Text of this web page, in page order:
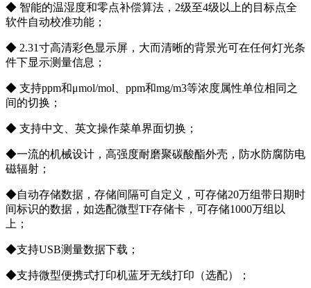
◆ 智能的温湿度和零点补偿算法，2级至4级以上的目标点全
软件自动校准功能；
◆ 2.31寸高清彩色显示屏，大而清晰的背景光可在任何灯光条
件下显示测量信息；
◆ 支持ppm和μmol/mol、ppm和mg/m3等浓度属性单位相同之
间的切换；
◆ 支持中文、英文操作菜单界面切换；
◆一流的机械设计，高强度耐磨聚碳酸酯外壳，防水防腐防电
磁辐射；
◆自动存储数据，存储间隔可自定义，可存储20万组带日期时
间标识的数据，如选配微型TF存储卡，可存储1000万组以
上；
◆支持USB测量数据下载；
◆支持微型便携式打印机蓝牙无线打印（选配）；